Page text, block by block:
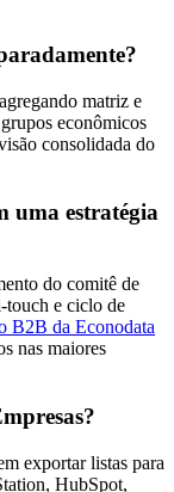
matriz e
econômicos
consolidada do
uma estratégia
do comitê de
touch e ciclo de
B2B da Econodata
nas maiores
exportar listas para
HubSpot,